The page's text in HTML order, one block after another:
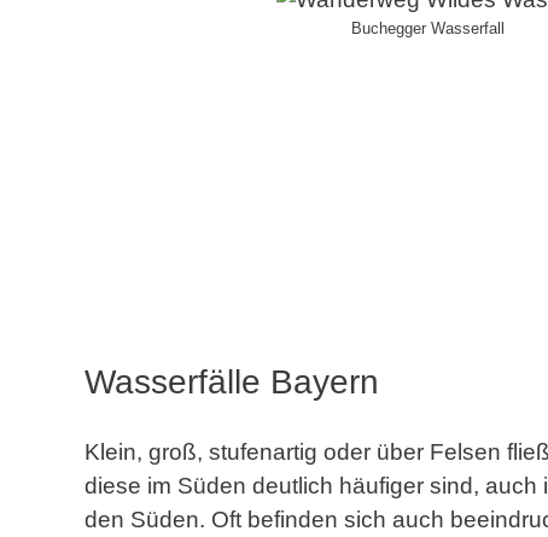
Buchegger Wasserfall
Wasserfälle Bayern
Klein, groß, stufenartig oder über Felsen
diese im Süden deutlich häufiger sind,
den Süden. Oft befinden sich auch